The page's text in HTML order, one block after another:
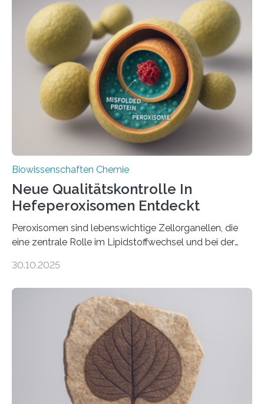
Biowissenschaften Chemie
Neue Qualitätskontrolle In
Hefeperoxisomen Entdeckt
Peroxisomen sind lebenswichtige Zellorganellen, die
eine zentrale Rolle im Lipidstoffwechsel und bei der
erfüllen können, müssen zahlreiche Enzyme präzise in
der Ruhr-Universität Bochum um Prof. Dr. Ralf Erdmann
und Dr. Ismaila Francis Yusuf hat nun einen bislang
unbekannten Qualitätskontrollmechanismus des
peroxisomalen Proteintransports in der Bäckerhefe
Saccharomyces cerevisiae entdeckt, der für die
Funktionsfähigkeit der Organellen entscheidend ist. Die
Studie wurde am 28. Oktober 2025 in der
Fachzeitschrift…
30.10.2025